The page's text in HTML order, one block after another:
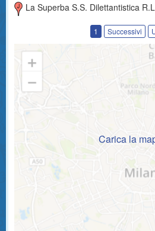
La Superba S.s. Dilettantistica
1 Successivi
Carica la